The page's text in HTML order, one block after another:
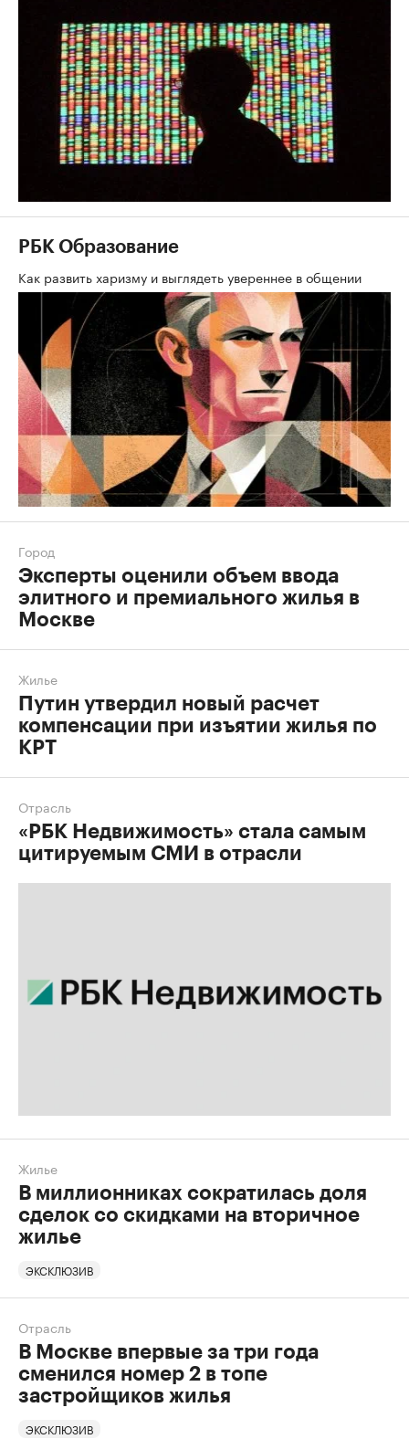
РБК Образование
Как развить харизму и выглядеть увереннее в общении
Город
Эксперты оценили объем ввода
элитного и премиального жилья в
Москве
Жилье
Путин утвердил новый расчет
компенсации при изъятии жилья по
КРТ
Отрасль
«РБК Недвижимость» стала самым
цитируемым СМИ в отрасли
Жилье
В миллионниках сократилась доля
сделок со скидками на вторичное
жилье
ЭКСКЛЮЗИВ
Отрасль
В Москве впервые за три года
сменился номер 2 в топе
застройщиков жилья
ЭКСКЛЮЗИВ